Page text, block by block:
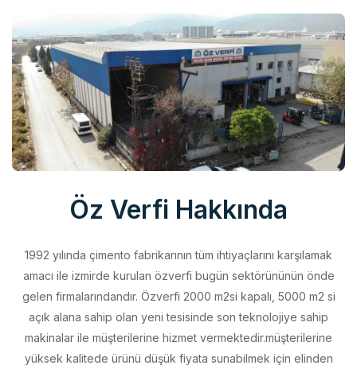
Öz Verfi Hakkında
1992 yılında çimento fabrikarının tüm ihtiyaçlarını karşılamak
gelen firmalarındandır. Özverfi 2000 m2si kapalı, 5000 m2 si
açık alana sahip olan yeni tesisinde son teknolojiye sahip
makinalar ile müşterilerine hizmet vermektedir.müşterilerine
yüksek kalitede ürünü düşük fiyata sunabilmek için elinden
geleni yapan özverfi kalite politikasını aldığı belgeler ile
desteklemektedir. Sac metale ait geniş ürün yelpazesi ile